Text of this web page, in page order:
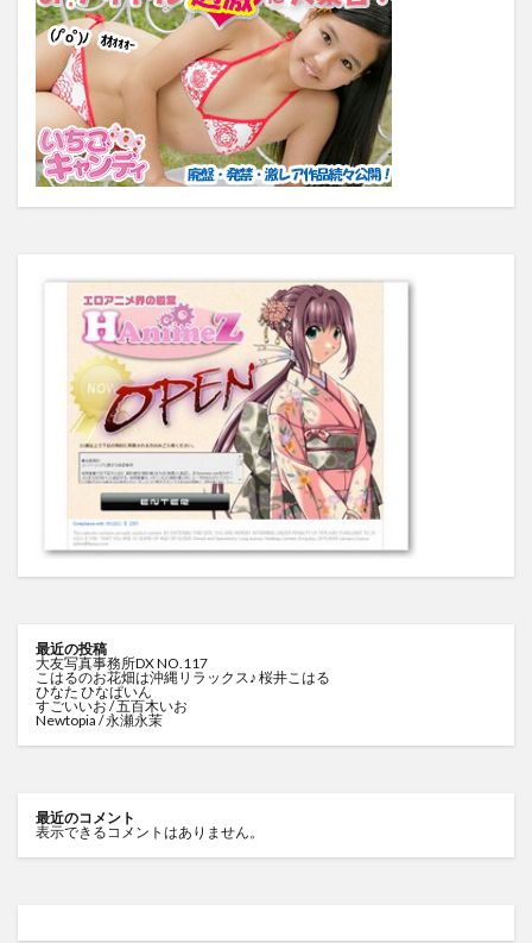
最近の投稿
大友写真事務所DX NO.117
こはるのお花畑は沖縄リラックス♪ 桜井こはる
ひなた ひなぱいん
すごいいお / 五百木いお
Newtopia / 永瀬永茉
最近のコメント
表示できるコメントはありません。